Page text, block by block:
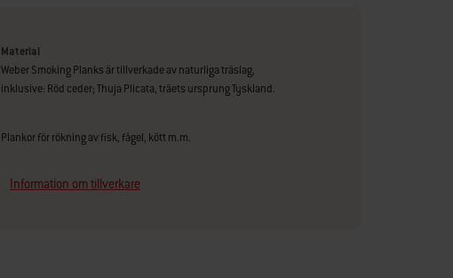
Material
Weber Smoking Planks är tillverkade av naturliga träslag,
inklusive: Röd ceder; Thuja Plicata, träets ursprung Tyskland.
Plankor för rökning av fisk, fågel, kött m.m.
Information om tillverkare